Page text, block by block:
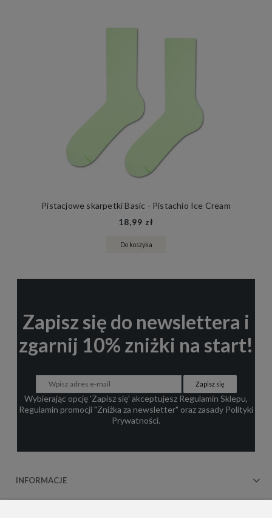
Pistacjowe skarpetki Basic - Pistachio Ice Cream
18,99 zł
Do koszyka
Zapisz się do newslettera i
zgarnij 10% zniżki na start!
Zapisz się
Wybierając opcję 'Zapisz się' akceptujesz Regulamin Sklepu,
Regulamin promocji "Zniżka za newsletter" oraz zasady Polityki
Prywatności.
INFORMACJE